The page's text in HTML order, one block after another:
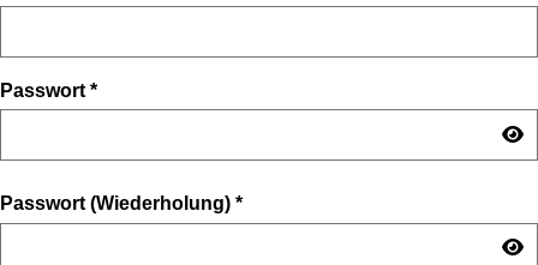
Passwort *
Passwort (Wiederholung) *